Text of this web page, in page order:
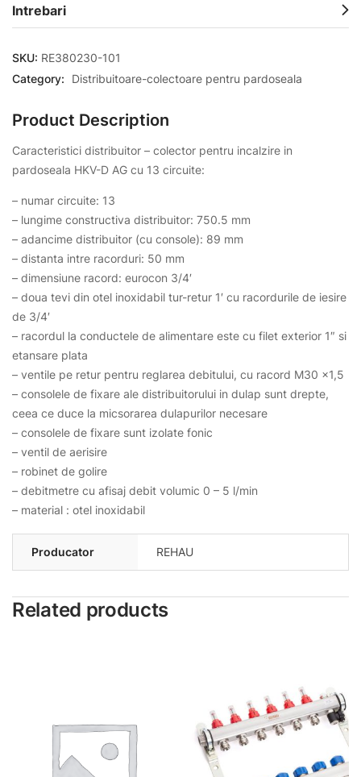
Intrebari
SKU: RE380230-101
Category:
Distribuitoare-colectoare pentru pardoseala
Product Description
Caracteristici distribuitor – colector pentru incalzire in
pardoseala HKV-D AG cu 13 circuite:
– numar circuite: 13
– lungime constructiva distribuitor: 750.5 mm
– adancime distribuitor (cu console): 89 mm
– distanta intre racorduri: 50 mm
– dimensiune racord: eurocon 3/4′
– doua tevi din otel inoxidabil tur-retur 1′ cu racordurile de iesire
de 3/4′
– racordul la conductele de alimentare este cu filet exterior 1″ si
etansare plata
– ventile pe retur pentru reglarea debitului, cu racord M30 x1,5
– consolele de fixare ale distribuitorului in dulap sunt drepte,
ceea ce duce la micsorarea dulapurilor necesare
– consolele de fixare sunt izolate fonic
– ventil de aerisire
– robinet de golire
– debitmetre cu afisaj debit volumic 0 – 5 l/min
– material : otel inoxidabil
Producator REHAU
Related products